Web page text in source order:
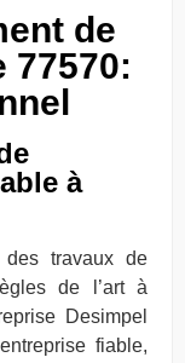
de
77570:
à
travaux de
de l’art à
Desimpel
fiable,